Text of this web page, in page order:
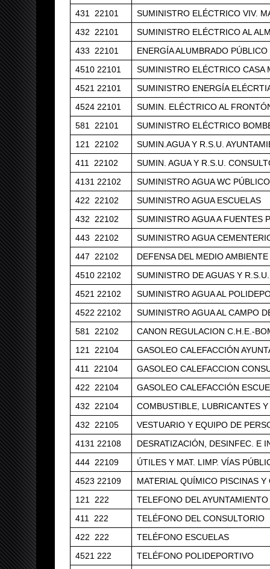
431 22101
SUMINISTRO ELÉCTRICO VIV.
432 22101
SUMINISTRO ELÉCTRICO AL
433 22101
ENERGÍA ALUMBRADO PÚBLICO
4510 22101
SUMINISTRO ELÉCTRICO CASA
4521 22101
SUMINISTRO ENERGÍA
4524 22101
SUMIN. ELÉCTRICO AL
581 22101
SUMINISTRO ELÉCTRICO
121 22102
SUMIN.AGUA Y R.S.U.
411 22102
SUMIN. AGUA Y R.S.U.
4131 22102
SUMINISTRO AGUA WC
422 22102
SUMINISTRO AGUA ESCUELAS
432 22102
SUMINISTRO AGUA A FUENTES
443 22102
SUMINISTRO AGUA
447 22102
DEFENSA DEL MEDIO AMBIENTE
4510 22102
SUMINISTRO DE AGUAS Y
4521 22102
SUMINISTRO AGUA AL
4522 22102
SUMINISTRO AGUA AL CAMPO
581 22102
CANON REGULACION C.H.E.-
121 22104
GASOLEO CALEFACCIÓN
411 22104
GASOLEO CALEFACCION
422 22104
GASOLEO CALEFACCIÓN
432 22104
COMBUSTIBLE, LUBRICANTES
432 22105
VESTUARIO Y EQUIPO DE
4131 22108
DESRATIZACIÓN, DESINFEC. E
444 22109
ÚTILES Y MAT. LIMP. VÍAS
4523 22109
MATERIAL QUÍMICO PISCINAS Y
121 222
TELEFONO DEL AYUNTAMIENTO
411 222
TELÉFONO DEL CONSULTORIO
422 222
TELÉFONO ESCUELAS
4521 222
TELÉFONO POLIDEPORTIVO